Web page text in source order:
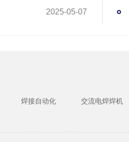
2025-05-07
焊接自动化 交流电焊焊机